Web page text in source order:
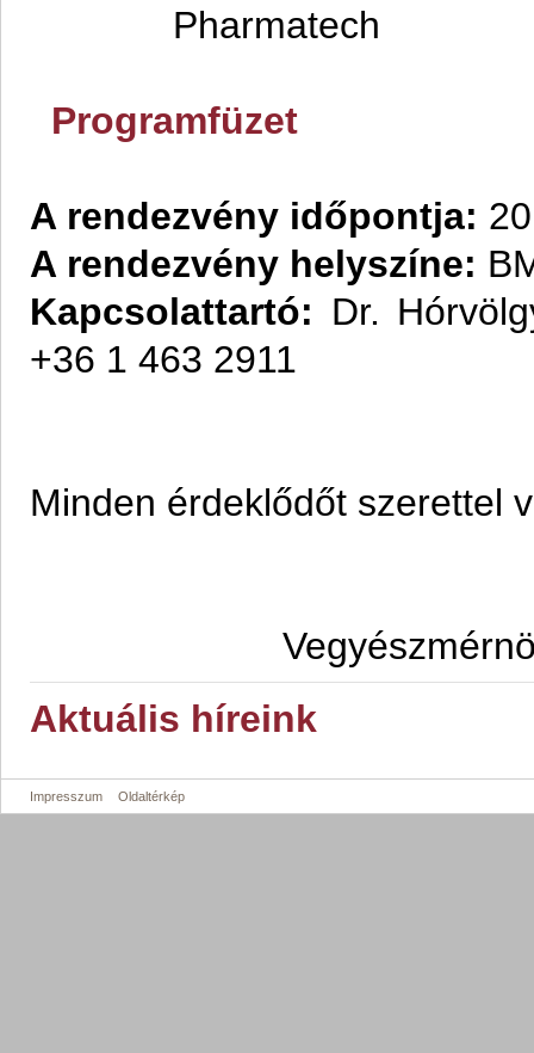
Pharmatech
Programfüzet
A rendezvény időpontja:
A rendezvény helyszíne:
Kapcsolattartó: Dr.
+36 1 463 2911
Minden érdeklődőt szerettel
Aktuális híreink
Impresszum Oldaltérkép